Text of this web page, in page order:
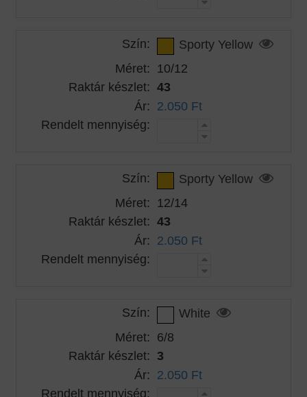
Szín:
Sporty Yellow
Méret: 10/12
Raktár készlet: 43
Ár: 2.050 Ft
Rendelt mennyiség:
Szín:
Sporty Yellow
Méret: 12/14
Raktár készlet: 43
Ár: 2.050 Ft
Rendelt mennyiség:
Szín:
White
Méret: 6/8
Raktár készlet: 3
Ár: 2.050 Ft
Rendelt mennyiség: